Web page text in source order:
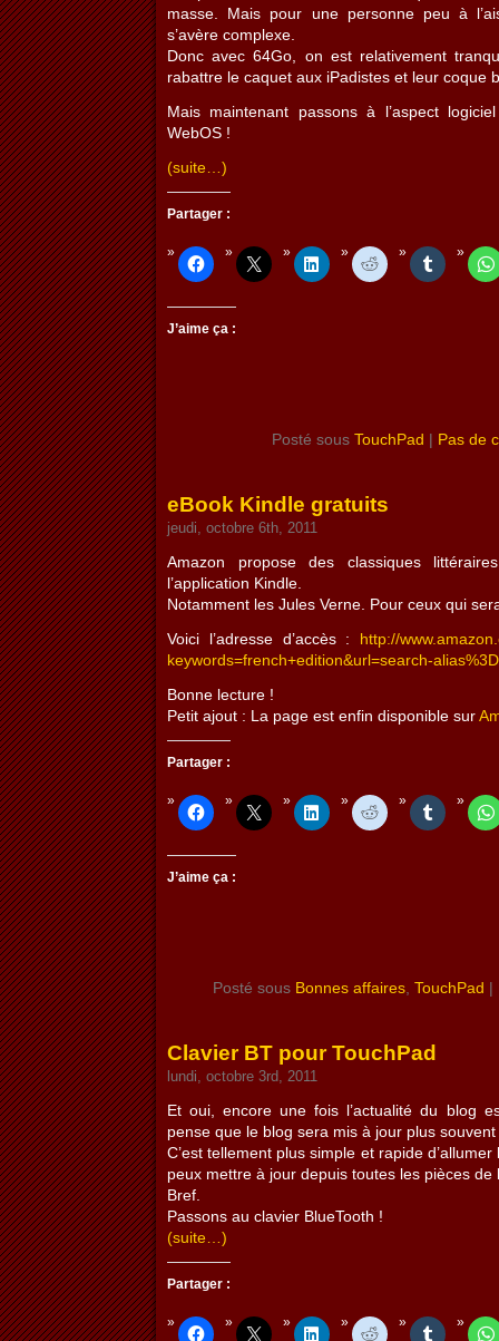
masse. Mais pour une personne peu à
s’avère complexe.
Donc avec 64Go, on est relativement
rabattre le caquet aux iPadistes et leur coque
Mais maintenant passons à l’aspect
WebOS !
(suite…)
Partager :
J’aime ça :
Posté sous TouchPad | Pas de
eBook Kindle gratuits
jeudi, octobre 6th, 2011
Amazon propose des classiques
l’application Kindle.
Notamment les Jules Verne. Pour ceux qui
Voici l’adresse d’accès : http://
keywords=french+edition&url=search-
Bonne lecture !
Petit ajout : La page est enfin disponible sur
Partager :
J’aime ça :
Posté sous Bonnes affaires, TouchPad |
Clavier BT pour TouchPad
lundi, octobre 3rd, 2011
Et oui, encore une fois l’actualité du blog
pense que le blog sera mis à jour plus
C’est tellement plus simple et rapide
peux mettre à jour depuis toutes les pièces de
Bref.
Passons au clavier BlueTooth !
(suite…)
Partager :